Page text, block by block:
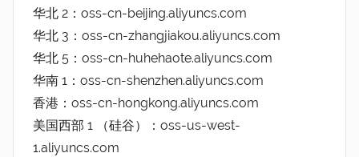
华北 2：oss-cn-beijing.aliyuncs.com
华北 3：oss-cn-zhangjiakou.aliyuncs.com
华北 5：oss-cn-huhehaote.aliyuncs.com
华南 1：oss-cn-shenzhen.aliyuncs.com
香港：oss-cn-hongkong.aliyuncs.com
美国西部 1 （硅谷）：oss-us-west-
1.aliyuncs.com